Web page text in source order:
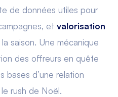
de données utiles pour
etvalorisation
saison. Une mécanique
des offreurs en quête
bases d’une relation
rush de Noël.